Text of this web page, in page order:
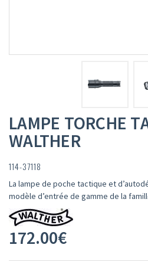
LAMPE TORCHE
WALTHER
114-37118
La lampe de poche tactique et
modèle d’entrée de gamme de la
172.00€